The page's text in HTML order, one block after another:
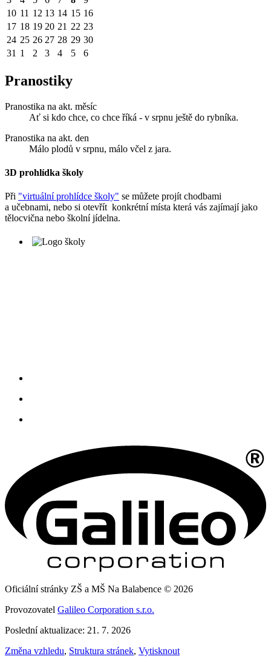
10 11 12 13 14 15 16
17 18 19 20 21 22 23
24 25 26 27 28 29 30
31 1 2 3 4 5 6
Pranostiky
Pranostika na akt. měsíc
Ať si kdo chce, co chce říká - v srpnu ještě do rybníka.
Pranostika na akt. den
Málo plodů v srpnu, málo včel z jara.
3D prohlídka školy
Při "virtuální prohlídce školy" se můžete projít chodbami
a učebnami, nebo si otevřít konkrétní místa která vás zajímají jako
tělocvična nebo školní jídelna.
Oficiální stránky ZŠ a MŠ Na Balabence © 2026
Provozovatel Galileo Corporation s.r.o.
Poslední aktualizace: 21. 7. 2026
Změna vzhledu, Struktura stránek, Vytisknout